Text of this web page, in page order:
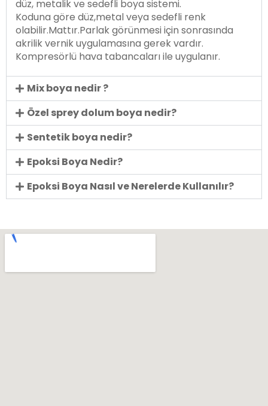
düz, metalik ve sedefli boya sistemi.
Koduna göre düz,metal veya sedefli renk
olabilir.Mattır.Parlak görünmesi için sonrasında
akrilik vernik uygulamasına gerek vardır.
Kompresörlü hava tabancaları ile uygulanır.
Mix boya nedir ?
Özel sprey dolum boya nedir?
Sentetik boya nedir?
Epoksi Boya Nedir?
Epoksi Boya Nasıl ve Nerelerde Kullanılır?